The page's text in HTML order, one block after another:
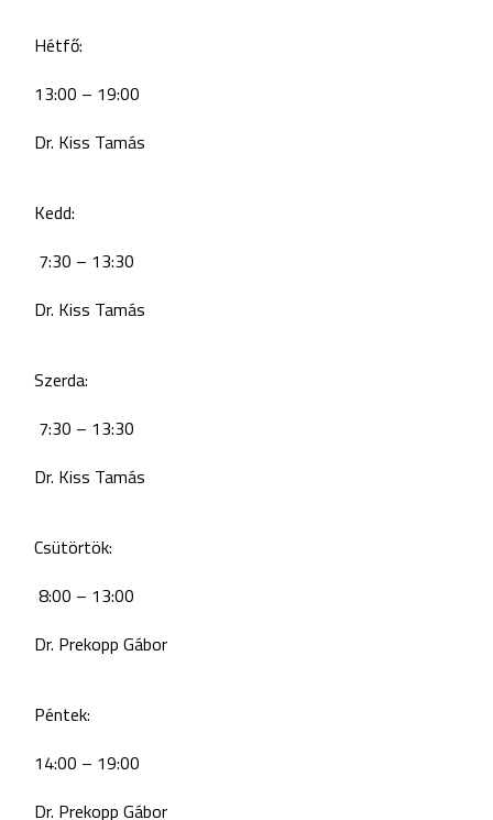
Hétfő:
13:00 – 19:00
Dr. Kiss Tamás
Kedd:
7:30 – 13:30
Dr. Kiss Tamás
Szerda:
7:30 – 13:30
Dr. Kiss Tamás
Csütörtök:
8:00 – 13:00
Dr. Prekopp Gábor
Péntek:
14:00 – 19:00
Dr. Prekopp Gábor